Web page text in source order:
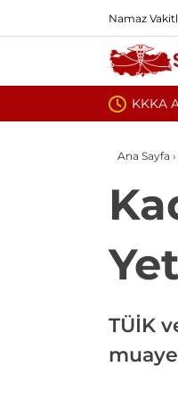
Namaz
Ana Sayfa ›
TÜİK